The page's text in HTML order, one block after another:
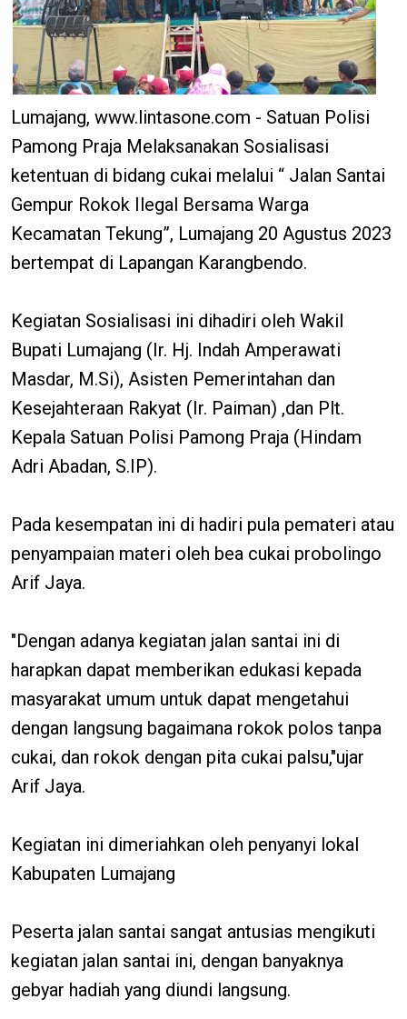
Lumajang, www.lintasone.com - Satuan Polisi
Pamong Praja Melaksanakan Sosialisasi
ketentuan di bidang cukai melalui “ Jalan Santai
Gempur Rokok Ilegal Bersama Warga
Kecamatan Tekung”, Lumajang 20 Agustus 2023
bertempat di Lapangan Karangbendo.
Kegiatan Sosialisasi ini dihadiri oleh Wakil
Bupati Lumajang (Ir. Hj. Indah Amperawati
Masdar, M.Si), Asisten Pemerintahan dan
Kesejahteraan Rakyat (Ir. Paiman) ,dan Plt.
Kepala Satuan Polisi Pamong Praja (Hindam
Adri Abadan, S.IP).
Pada kesempatan ini di hadiri pula pemateri atau
penyampaian materi oleh bea cukai probolingo
Arif Jaya.
"Dengan adanya kegiatan jalan santai ini di
harapkan dapat memberikan edukasi kepada
masyarakat umum untuk dapat mengetahui
dengan langsung bagaimana rokok polos tanpa
cukai, dan rokok dengan pita cukai palsu,"ujar
Arif Jaya.
Kegiatan ini dimeriahkan oleh penyanyi lokal
Kabupaten Lumajang
Peserta jalan santai sangat antusias mengikuti
kegiatan jalan santai ini, dengan banyaknya
gebyar hadiah yang diundi langsung.